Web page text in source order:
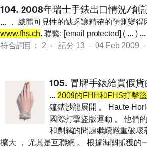
104. 2008年瑞士手錶出口情況/創
... ， 總體可見性的缺乏讓精確的預測變
www.fhs.ch. 聯繫: [email protected] ( ... ) ...
符合詞目： 2 - 記分 13 - 04 Feb 2009
105. 冒牌手錶給買假
... 2009的FHH和FHS打擊
鐘錶沙龍展開 。 Haute
國際打擊盜版運動 。 他們
和剽竊的問題繼續嚴重破壞
擴大 ， 尤其是互聯網 。 根據海關抓獲的